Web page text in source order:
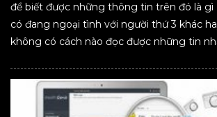
để biết được những thông tin trên đó là gì
có đang ngoại tình với người thứ 3 khác
không có cách nào đọc được những tin